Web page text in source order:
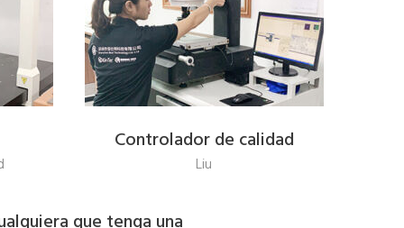
Controlador de calidad
Liu